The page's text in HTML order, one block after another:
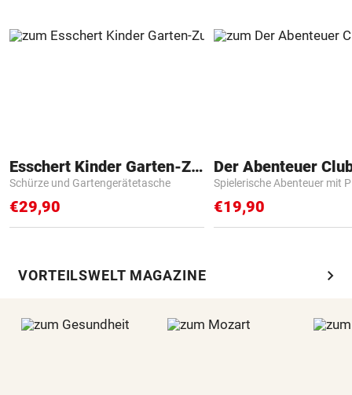
Esschert Kinder Garten-Zubehör
Schürze und Gartengerätetasche
€29,90
Der Abenteuer
Spielerische Abenteuer mit
€19,90
VORTEILSWELT MAGAZINE chevron_right